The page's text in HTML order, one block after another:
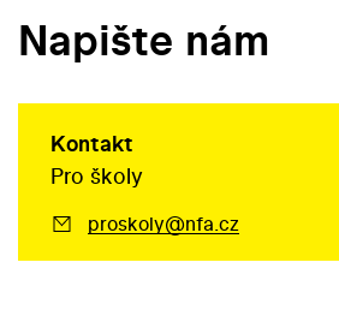
Napište nám
Kontakt
Pro školy
proskoly@nfa.cz